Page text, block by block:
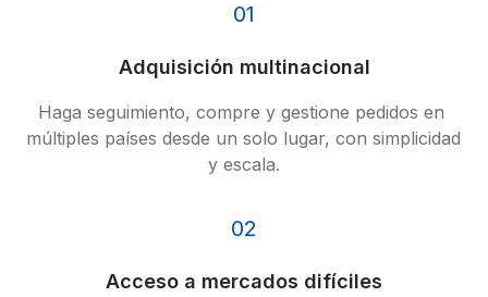
01
Adquisición multinacional
Haga seguimiento, compre y gestione pedidos en
múltiples países desde un solo lugar, con simplicidad
y escala.
02
Acceso a mercados difíciles